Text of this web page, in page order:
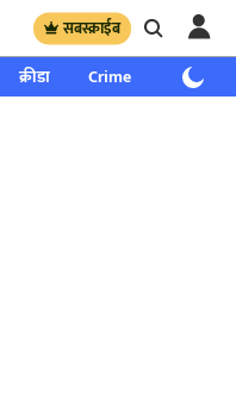
सबस्क्राईब
क्रीडा Crime साप्ताहिक